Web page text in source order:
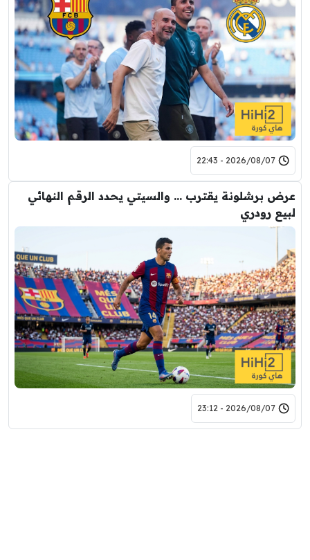
2026/08/07 - 22:43
عرض برشلونة يقترب … والسيتي يحدد الرقم النهائي
لبيع رودري
2026/08/07 - 23:12